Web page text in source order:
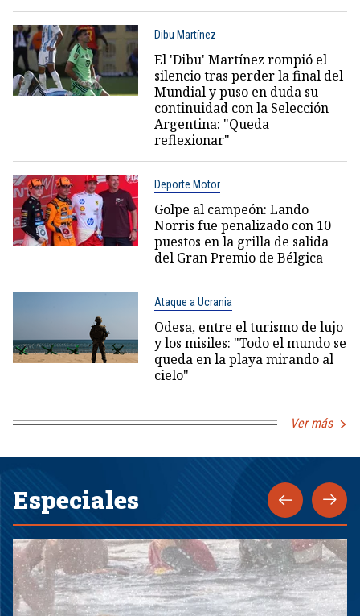
Dibu Martínez
El 'Dibu' Martínez rompió el
silencio tras perder la final del
Mundial y puso en duda su
continuidad con la Selección
Argentina: "Queda
reflexionar"
Deporte Motor
Golpe al campeón: Lando
Norris fue penalizado con 10
puestos en la grilla de salida
del Gran Premio de Bélgica
Ataque a Ucrania
Odesa, entre el turismo de lujo
y los misiles: "Todo el mundo se
queda en la playa mirando al
cielo"
Ver más
Especiales